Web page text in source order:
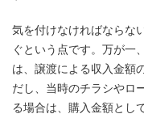
気を付けなければならな
ぐという点です。万が一
は、譲渡による収入金額
だし、当時のチラシやロ
る場合は、購入金額とし